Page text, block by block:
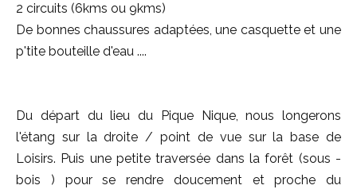
2 circuits (6kms ou 9kms)
De bonnes chaussures adaptées, une casquette et une
p'tite bouteille d'eau ....
Du départ du lieu du Pique Nique, nous longerons
l'étang sur la droite / point de vue sur la base de
Loisirs. Puis une petite traversée dans la forêt (sous -
bois ) pour se rendre doucement et proche du